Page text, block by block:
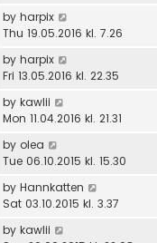
by harpix
Thu 19.05.2016 kl. 7.26
by harpix
Fri 13.05.2016 kl. 22.35
by kawlii
Mon 11.04.2016 kl. 21.31
by olea
Tue 06.10.2015 kl. 15.30
by Hannkatten
Sat 03.10.2015 kl. 3.37
by kawlii